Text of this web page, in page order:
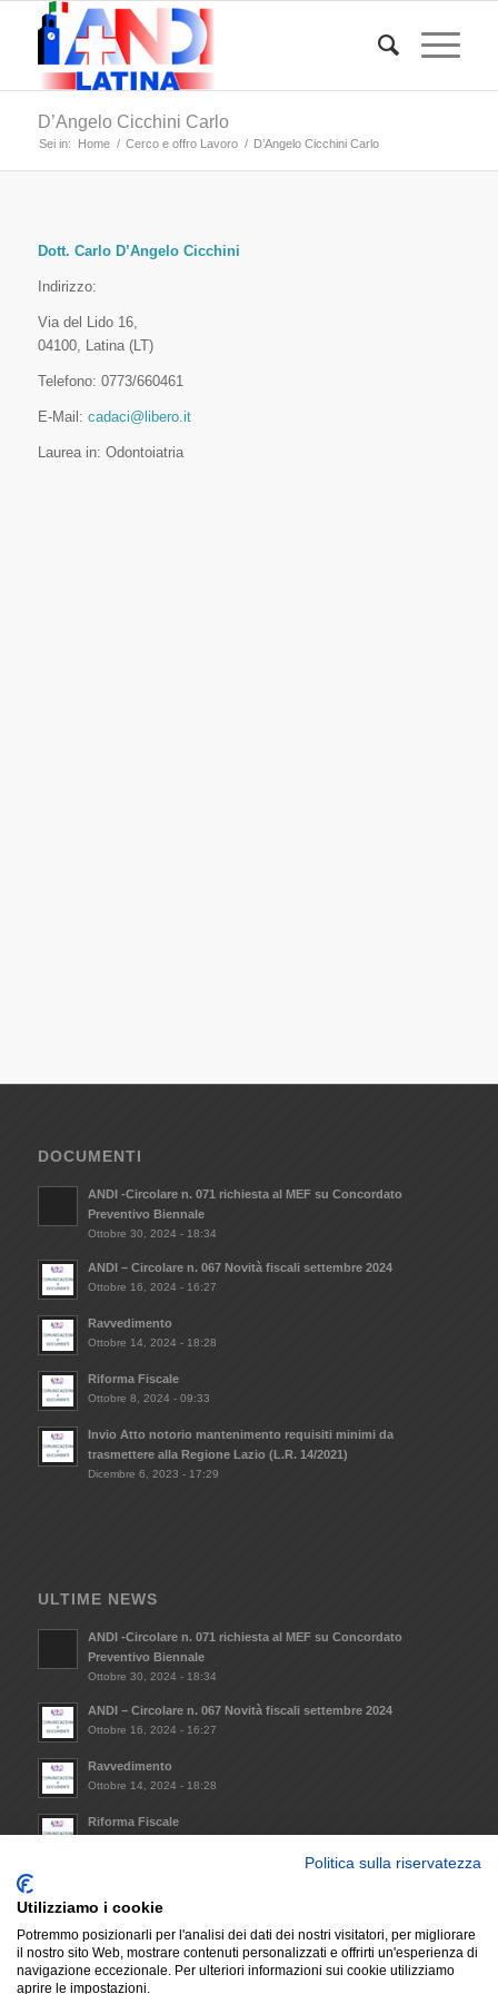
D’Angelo Cicchini Carlo
Sei in: Home / Cerco e offro Lavoro / D’Angelo Cicchini Carlo
Dott. Carlo D’Angelo Cicchini
Indirizzo:
Via del Lido 16,
04100, Latina (LT)
Telefono: 0773/660461
E-Mail: cadaci@libero.it
Laurea in: Odontoiatria
DOCUMENTI
ANDI -Circolare n. 071 richiesta al MEF su Concordato
Preventivo Biennale
Ottobre 30, 2024 - 18:34
ANDI – Circolare n. 067 Novità fiscali settembre 2024
Ottobre 16, 2024 - 16:27
Ravvedimento
Ottobre 14, 2024 - 18:28
Riforma Fiscale
Ottobre 8, 2024 - 09:33
Invio Atto notorio mantenimento requisiti minimi da
trasmettere alla Regione Lazio (L.R. 14/2021)
Dicembre 6, 2023 - 17:29
ULTIME NEWS
ANDI -Circolare n. 071 richiesta al MEF su Concordato
Preventivo Biennale
Ottobre 30, 2024 - 18:34
ANDI – Circolare n. 067 Novità fiscali settembre 2024
Ottobre 16, 2024 - 16:27
Ravvedimento
Ottobre 14, 2024 - 18:28
Riforma Fiscale
Dicembre 6, 2023 - 17:29
Politica sulla riservatezza
Utilizziamo i cookie
Potremmo posizionarli per l'analisi dei dati dei nostri visitatori, per migliorare
il nostro sito Web, mostrare contenuti personalizzati e offrirti un'esperienza di
navigazione eccezionale. Per ulteriori informazioni sui cookie utilizziamo
aprire le impostazioni.